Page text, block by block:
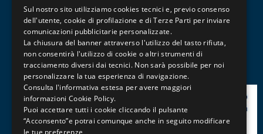
Contabilità e Amministrazione del Personale
Informatica, Grafica e Cad
Management, Marketing, Comunicazione e Social
Media
Patentini, Abilitazioni e Professioni
ENGLISH
Sul nostro sito utilizziamo cookies tecnici e, previo consenso
dell'utente, cookie di profilazione e di Terze Parti per inviare
comunicazioni pubblicitarie personalizzate.
La chiusura del banner attraverso l'utilizzo del tasto rifiuta,
non consentirà l'utilizzo di cookie o altri strumenti di
tracciamento diversi dai tecnici. Non sarà possibile per noi
personalizzare la tua esperienza di navigazione.
Consulta l'informativa estesa per avere maggiori
informazioni Cookie Policy.
Puoi accettare tutti i cookie cliccando il pulsante
“Acconsento”e potrai comunque anche in seguito modificare
le tue preferenze